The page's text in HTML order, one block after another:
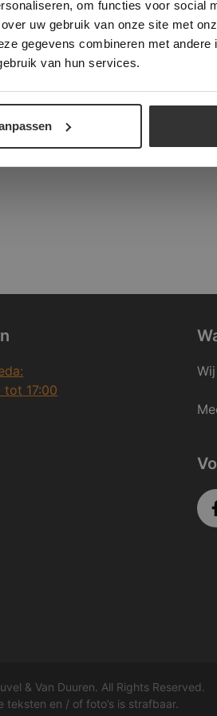
om functies voor social
uw gebruik van onze site met
gegevens combineren met andere
van hun services.
tot 17:00
& Van Duuren. All Rights Reserved.
teksten en / of foto’s is strafbaar.
verder
ALLES AFWIJZEN